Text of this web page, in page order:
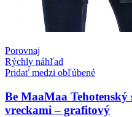
Porovnaj
Rýchly náhľad
Pridať medzi obľúbené
Be MaaMaa
vreckami – grafitový